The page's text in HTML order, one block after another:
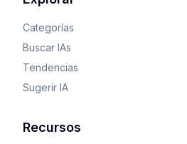
Categorías
Buscar IAs
Tendencias
Sugerir IA
Recursos